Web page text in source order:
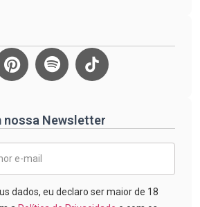
nossa Newsletter
dados, eu declaro ser maior de 18